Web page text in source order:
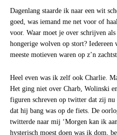
Dagenlang staarde ik naar een wit
goed, was iemand me net voor of
voor. Waar moet je over schrijven
hongerige wolven op stort? Iedereen
meeste motieven waren op z’n
Heel even was ik zelf ook Charlie.
Het ging niet over Charb, Wolinski
figuren schreven op twitter dat zij
dat hij bang was op de fiets. De
twitterde naar mij ‘Morgen kan ik
hysterisch moest doen was ik dom,